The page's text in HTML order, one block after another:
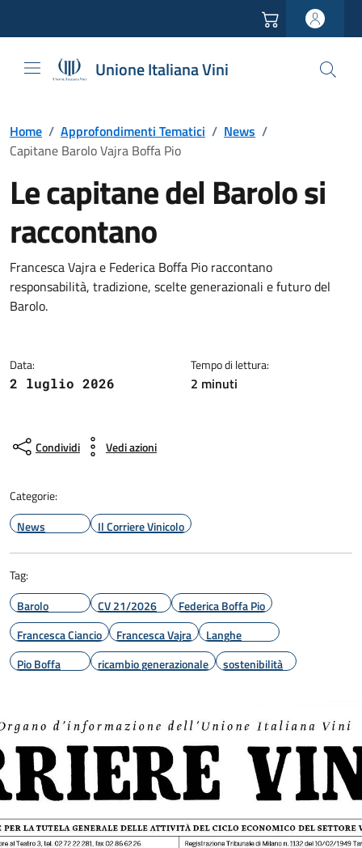
Unione Italiana Vini
Home / Approfondimenti Tematici / News /
Capitane Barolo Vajra Boffa Pio
Le capitane del Barolo si
raccontano
Francesca Vajra e Federica Boffa Pio raccontano
responsabilità, tradizione, scelte generazionali e futuro del
Barolo.
Data:
2 luglio 2026
Tempo di lettura:
2 minuti
Condividi Vedi azioni
Categorie:
News
Il Corriere Vinicolo
Tag:
Barolo
CV 21/2026
Federica Boffa Pio
Francesca Ciancio
Francesca Vajra
Langhe
Pio Boffa
ricambio generazionale sostenibilità